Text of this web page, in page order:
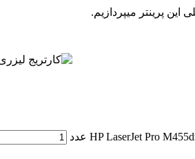
پرینتر میپردازیم.